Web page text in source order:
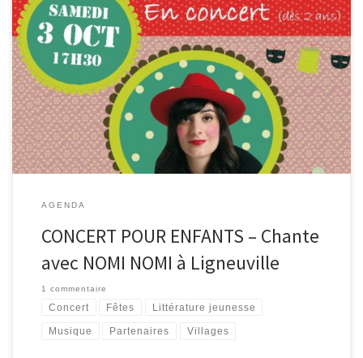
Les bibliothèques de Waimes & Malmedy et la Royale Fanfare
« Les Echos de l’Amblève » vous invitent ce samedi 3 octobre à
vivre en famille la fête à Ligneuville. A 17h30, rendez-vous à la
salle du village pour « chanter avec Nomi Nomi »: un concert-
spectacle à partir de 2 ans pendant lequel […]
AGENDA
CONCERT POUR ENFANTS – Chante
avec NOMI NOMI à Ligneuville
1 commentaire
Concert Fêtes Littérature jeunesse
Musique Partenaires Villages